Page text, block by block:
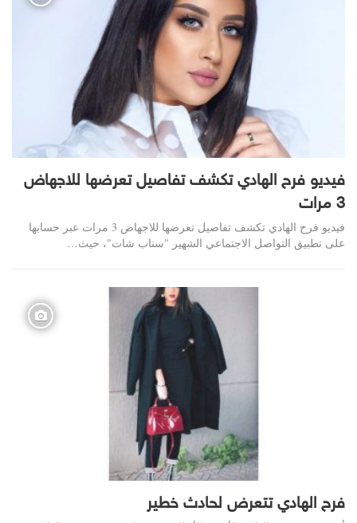
فيديو فرح الهادي تكشف تفاصيل تعرضها للاجهاض
3 مرات
فيديو فرح الهادي تكشف تفاصيل تعرضها للاجهاض 3 مرات عبر حسابها
على تطبيق التواصل الاجتماعي الشهير "سناب شات"، حيث…
فرح الهادي تتعرض لحادث خطير